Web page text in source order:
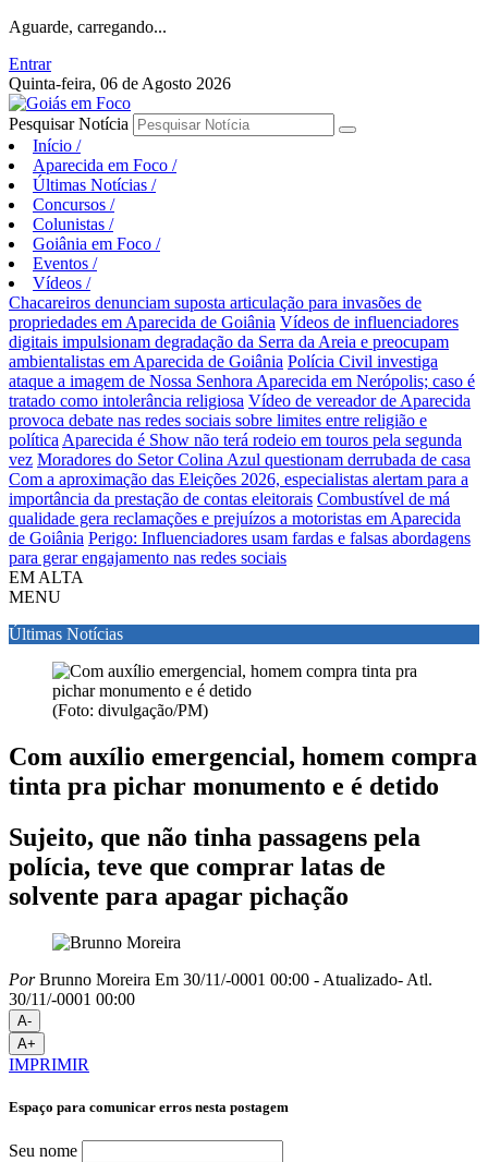
Aguarde, carregando...
Entrar
Quinta-feira, 06 de Agosto 2026
Pesquisar Notícia
Início /
Aparecida em Foco /
Últimas Notícias /
Concursos /
Colunistas /
Goiânia em Foco /
Eventos /
Vídeos /
Chacareiros denunciam suposta articulação para invasões de
propriedades em Aparecida de Goiânia Vídeos de influenciadores
digitais impulsionam degradação da Serra da Areia e preocupam
ambientalistas em Aparecida de Goiânia Polícia Civil investiga
ataque a imagem de Nossa Senhora Aparecida em Nerópolis; caso é
tratado como intolerância religiosa Vídeo de vereador de Aparecida
provoca debate nas redes sociais sobre limites entre religião e
política Aparecida é Show não terá rodeio em touros pela segunda
vez Moradores do Setor Colina Azul questionam derrubada de casa
Com a aproximação das Eleições 2026, especialistas alertam para a
importância da prestação de contas eleitorais Combustível de má
qualidade gera reclamações e prejuízos a motoristas em Aparecida
de Goiânia Perigo: Influenciadores usam fardas e falsas abordagens
para gerar engajamento nas redes sociais
EM ALTA
MENU
Últimas Notícias
(Foto: divulgação/PM)
Com auxílio emergencial, homem compra
tinta pra pichar monumento e é detido
Sujeito, que não tinha passagens pela
polícia, teve que comprar latas de
solvente para apagar pichação
PorBrunno Moreira Em 30/11/-0001 00:00 - Atualizado- Atl.
30/11/-0001 00:00
A-
A+
IMPRIMIR
Espaço para comunicar erros nesta postagem
Seu nome